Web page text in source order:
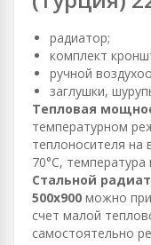
радиатор;
комплект
ручной
заглушки,
Тепловая
температурном
теплоносителя на
70°С,
Стальной
500х900 можно
счет малой
самостоятельно